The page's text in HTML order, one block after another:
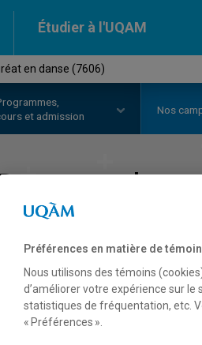
Étudier à l'UQAM
en danse (7606)
et admission
Nos
Préférences en matière de
Nous utilisons des témoins
d’améliorer votre expérience sur le
statistiques de fréquentation, etc.
« Préférences ».